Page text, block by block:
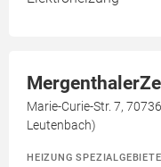
Marie-Curie-Str. 7,
Leutenbach)
HEIZUNG SPEZIALGEBIETE